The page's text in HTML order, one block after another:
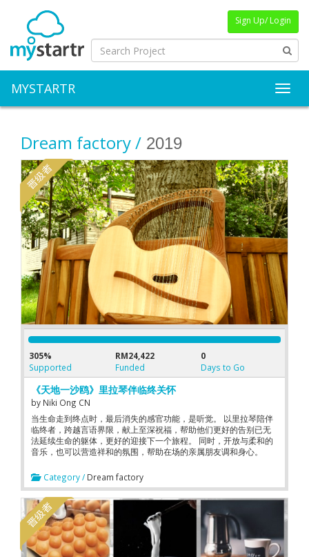
Sign Up/ Login
MYSTARTR
Dream factory / 2019
305%
Supported
RM24,422
Funded
0
Days to Go
《天地一沙鸥》里拉琴伴临终关怀
by Niki Ong CN
当生命走到终点时，最后消失的感官功能，是听觉。 以里拉琴陪伴
临终者，跨越言语界限，献上至深祝福，帮助他们更好的告别已无
法延续生命的躯体，更好的迎接下一个旅程。 同时，开放与柔和的
音乐，也可以营造祥和的氛围，帮助在场的亲属朋友调和身心。
Category / Dream factory